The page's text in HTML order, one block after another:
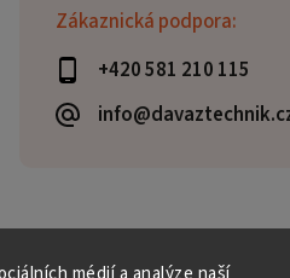
Zákaznická podpora:
+420 581 210 115